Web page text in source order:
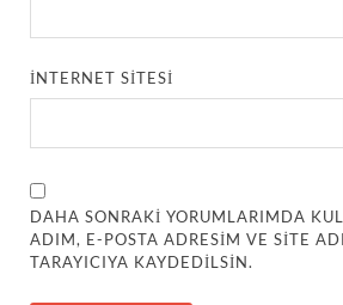
İNTERNET SITESI
DAHA SONRAKI YORUMLARIMDA
ADIM, E-POSTA ADRESIM VE SITE
TARAYICIYA KAYDEDILSIN.